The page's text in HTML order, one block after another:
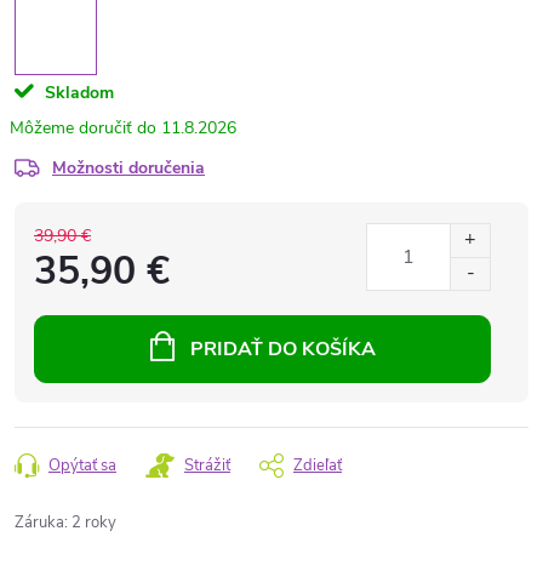
Skladom
11.8.2026
Možnosti doručenia
39,90 €
35,90 €
PRIDAŤ DO KOŠÍKA
Opýtať sa Strážiť Zdieľať
Záruka: 2 roky